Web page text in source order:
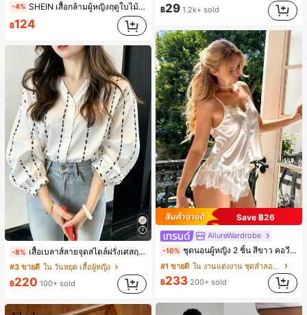
-4% SHEIN เสื้อกล้ามผู้หญิงฤดูใบไม้ผลิ/ฤดูร้อน ใหม่ สไตล์มินิมอลลำลองหรูหรา สีบล็อก ลายจุด คอวี แพตช์เวิร์ก ชายระบาย แขนกุด ทรงเข้ารูป อเนกประสงค์, เสื้อผู้หญิงฤดูใบไม้ผลิ/ฤดูร้อน, เสื้อหรูหราผู้หญิง, เสื้อเที่ยวพักผ่อนผู้หญิง
฿124
-8% เสื้อเบลาส์ลายจุดสไตล์ฝรั่งเศสฤดูใบไม้ร่วง, ทรงเข้ารูป, แขนยาวคอวี, สไตล์ใหม่ฤดูใบไม้ผลิ, ป้องกันแสงแดด, ใส่ไปทำงานและลำลอง สีขาว
#3 ขายดี ใน วันหยุด เสื้อผู้หญิง
฿220 100+ sold
฿29 1.2k+ sold
Save ฿26
AllureWardrobe
-10% ชุดนอนผู้หญิง 2 ชิ้น สีขาว คอวี แต่งลูกไม้แบบแพตช์เวิร์ก ชุดนอนใส่ในบ้าน สำหรับเธอ
#1 ขายดี
ใน งานแต่งงาน ชุดลำลองผู้หญิง
฿233 200+ sold